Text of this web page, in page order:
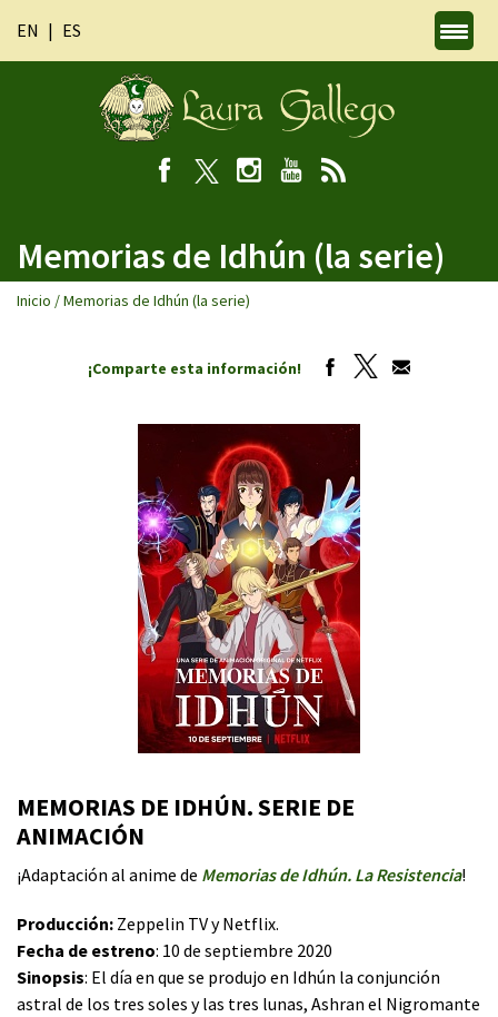
EN ES
Memorias de Idhún (la serie)
Inicio /Memorias de Idhún (la serie)
¡Comparte esta información!
MEMORIAS DE IDHÚN. SERIE DE
ANIMACIÓN
¡Adaptación al anime de Memorias de Idhún. La Resistencia!
Producción: Zeppelin TV y Netflix.
Fecha de estreno: 10 de septiembre 2020
Sinopsis: El día en que se produjo en Idhún la conjunción
astral de los tres soles y las tres lunas, Ashran el Nigromante